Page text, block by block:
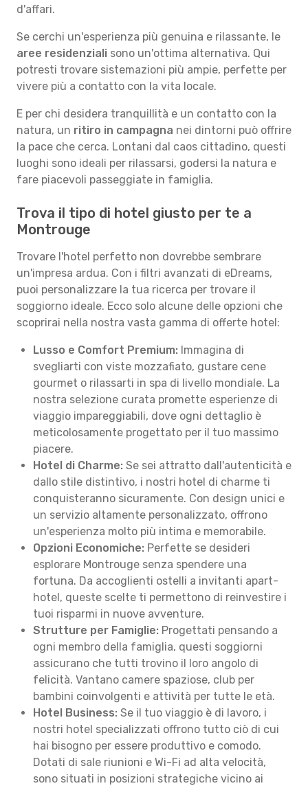
d'affari.
Se cerchi un'esperienza più genuina e rilassante, le
aree residenziali sono un'ottima alternativa. Qui
potresti trovare sistemazioni più ampie, perfette per
vivere più a contatto con la vita locale.
E per chi desidera tranquillità e un contatto con la
natura, un ritiro in campagna nei dintorni può offrire
la pace che cerca. Lontani dal caos cittadino, questi
luoghi sono ideali per rilassarsi, godersi la natura e
fare piacevoli passeggiate in famiglia.
Trova il tipo di hotel giusto per te a
Montrouge
Trovare l'hotel perfetto non dovrebbe sembrare
un'impresa ardua. Con i filtri avanzati di eDreams,
puoi personalizzare la tua ricerca per trovare il
soggiorno ideale. Ecco solo alcune delle opzioni che
scoprirai nella nostra vasta gamma di offerte hotel:
Lusso e Comfort Premium: Immagina di
svegliarti con viste mozzafiato, gustare cene
gourmet o rilassarti in spa di livello mondiale. La
nostra selezione curata promette esperienze di
viaggio impareggiabili, dove ogni dettaglio è
meticolosamente progettato per il tuo massimo
piacere.
Hotel di Charme: Se sei attratto dall'autenticità e
dallo stile distintivo, i nostri hotel di charme ti
conquisteranno sicuramente. Con design unici e
un servizio altamente personalizzato, offrono
un'esperienza molto più intima e memorabile.
Opzioni Economiche: Perfette se desideri
esplorare Montrouge senza spendere una
fortuna. Da accoglienti ostelli a invitanti apart-
hotel, queste scelte ti permettono di reinvestire i
tuoi risparmi in nuove avventure.
Strutture per Famiglie: Progettati pensando a
ogni membro della famiglia, questi soggiorni
assicurano che tutti trovino il loro angolo di
felicità. Vantano camere spaziose, club per
bambini coinvolgenti e attività per tutte le età.
Hotel Business: Se il tuo viaggio è di lavoro, i
nostri hotel specializzati offrono tutto ciò di cui
hai bisogno per essere produttivo e comodo.
Dotati di sale riunioni e Wi-Fi ad alta velocità,
sono situati in posizioni strategiche vicino ai